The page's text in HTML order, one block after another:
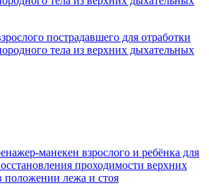
пострадавшего для отработки
тела из верхних дыхательных